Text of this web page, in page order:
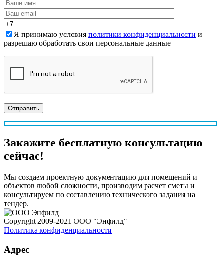
Я принимаю условия политики конфиденциальности и
разрешаю обработать свои персональные данные
Закажите бесплатную консультацию
сейчас!
Мы создаем проектную документацию для помещений и
объектов любой сложности, производим расчет сметы и
консультируем по составлению технического задания на
тендер.
Copyright 2009-2021 ООО "Энфилд"
Политика конфиденциальности
Адрес